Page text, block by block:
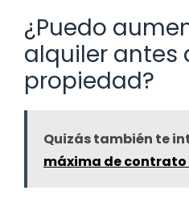
¿Puedo
alquiler antes
propiedad?
Quizás también te
máxima de